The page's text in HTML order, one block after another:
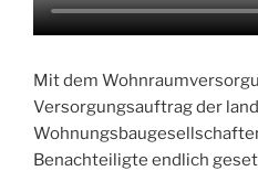
Mit dem
Versorgungsauftrag der
Benachteiligte endlich